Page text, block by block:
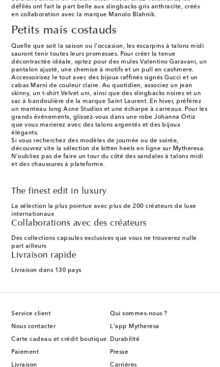
défilés ont fait la part belle aux slingbacks gris anthracite, créés
en collaboration avec la marque Manolo Blahnik.
Petits mais costauds
Quelle que soit la saison ou l'occasion, les escarpins à talons midi
sauront tenir toutes leurs promesses. Pour créer la tenue
décontractée idéale, optez pour des mules Valentino Garavani, un
pantalon ajusté, une chemise à motifs et un pull en cashmere.
Accessoirisez le tout avec des bijoux raffinés signés Gucci et un
cabas Marni de couleur claire. Au quotidien, associez un jean
skinny, un t-shirt Velvet uni, ainsi que des slingbacks noires et un
sac à bandoulière de la marque Saint Laurent. En hiver, préférez
un manteau long Acne Studios et une écharpe à carreaux. Pour les
grands événements, glissez-vous dans une robe Johanna Ortiz
que vous marierez avec des talons argentés et des bijoux
élégants.
Si vous recherchez des modèles de journée ou de soirée,
découvrez vite la sélection de kitten heels en ligne sur Mytheresa.
N'oubliez pas de faire un tour du côté des sandales à talons midi
et des chaussures à plateforme.
The finest edit in luxury
La sélection la plus pointue avec plus de 200 créateurs de luxe
internationaux
Collaborations avec des créateurs
Des collections capsules exclusives que vous ne trouverez nulle
part ailleurs
Livraison rapide
Livraison dans 130 pays
Service client
Nous contacter
Carte cadeau et crédit boutique
Paiement
Livraison
Qui sommes-nous ?
L'app Mytheresa
Durabilité
Presse
Carrières